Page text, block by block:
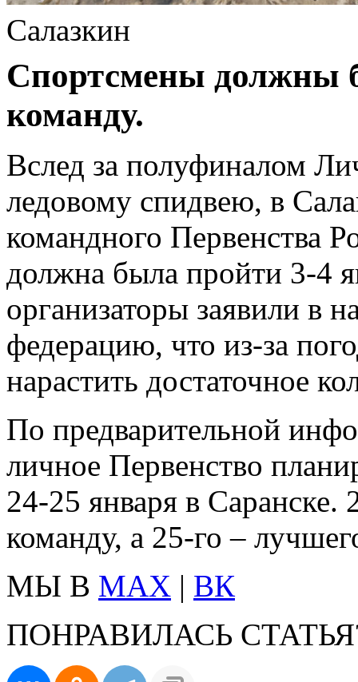
Салазкин
Спортсмены должны
команду.
Вслед за полуфиналом
ледовому спидвею, в
командного Первенства
должна была пройти 3-4
организаторы заявили в
федерацию, что из-за
нарастить достаточное
По предварительной
личное Первенство
24-25 января в
команду, а 25-го –
МЫ В MAX | ВК
ПОНРАВИЛАСЬ